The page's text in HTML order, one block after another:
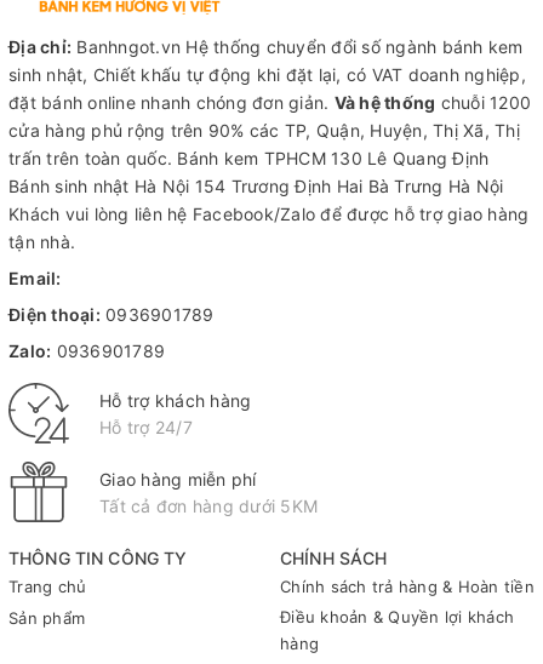
THÔNG TIN CÔNG TY
Trang chủ
Sản phẩm
CHÍNH SÁCH
Chính sách trả hàng & Hoàn tiền
Điều khoản & Quyền lợi khách
hàng
Địa chỉ: Banhngot.vn Hệ thống chuyển đổi số ngành bánh kem
sinh nhật, Chiết khấu tự động khi đặt lại, có VAT doanh nghiệp,
đặt bánh online nhanh chóng đơn giản. Và hệ thống chuỗi 1200
cửa hàng phủ rộng trên 90% các TP, Quận, Huyện, Thị Xã, Thị
trấn trên toàn quốc. Bánh kem TPHCM130 Lê Quang Định
Bánh sinh nhật Hà Nội 154 Trương Định Hai Bà Trưng Hà Nội
Khách vui lòng liên hệ Facebook/Zalo để được hỗ trợ giao hàng
tận nhà.
Email:
Điện thoại: 0936901789
Zalo: 0936901789
Hỗ trợ khách hàng
Hỗ trợ 24/7
Giao hàng miễn phí
Tất cả đơn hàng dưới 5KM